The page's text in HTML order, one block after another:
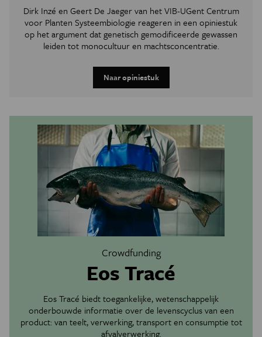
Dirk Inzé en Geert De Jaeger van het VIB-UGent Centrum
voor Planten Systeembiologie reageren in een opiniestuk
op het argument datgenetisch gemodificeerde gewassen
leiden tot monocultuur en machtsconcentratie.
Naar opiniestuk
Crowdfunding
Eos Tracé
Eos Tracé biedt toegankelijke, wetenschappelijk
onderbouwde informatie over de levenscyclus van een
product: van teelt, verwerking, transport en consumptie tot
afvalverwerking.